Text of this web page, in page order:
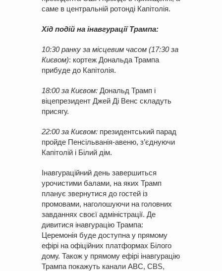
саме в центральній ротонді Капітолія.
Хід подій на інавгурації Трампа:
10:30 ранку за місцевим часом (17:30 за
Києвом): кортеж Дональда Трампа
прибуде до Капітолія.
18:00 за Києвом: Дональд Трамп і
віцепрезидент Джей Ді Венс складуть
присягу.
22:00 за Києвом: президентський парад
пройде Пенсільванія-авеню, з’єднуючи
Капітолій і Білий дім.
Інавгураційний день завершиться
урочистими балами, на яких Трамп
планує звернутися до гостей із
промовами, наголошуючи на головних
завданнях своєї адміністрації. Де
дивитися інавгурацію Трампа:
Церемонія буде доступна у прямому
ефірі на офіційних платформах Білого
дому. Також у прямому ефірі інавгурацію
Трампа покажуть канали ABC, CBS,